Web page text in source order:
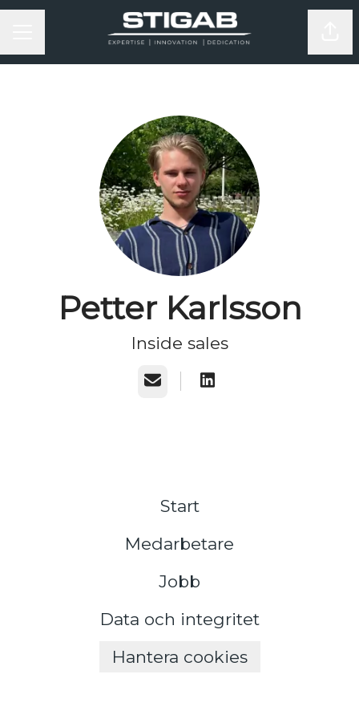
KARRIÄRMENY
Petter Karlsson
Inside sales
E-post
Start
Medarbetare
Jobb
Data och integritet
Hantera cookies